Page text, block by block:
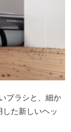
ブラシと、細か
た新しいヘッ